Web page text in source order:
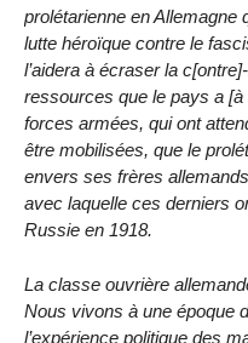
prolétarienne en Allemagne
lutte héroïque contre le
l’aidera à écraser la
ressources que le pays a
forces armées, qui ont
être mobilisées, que le
envers ses frères
avec laquelle ces derniers
Russie en 1918.
La classe ouvrière
Nous vivons à une époque
l’expérience politique des